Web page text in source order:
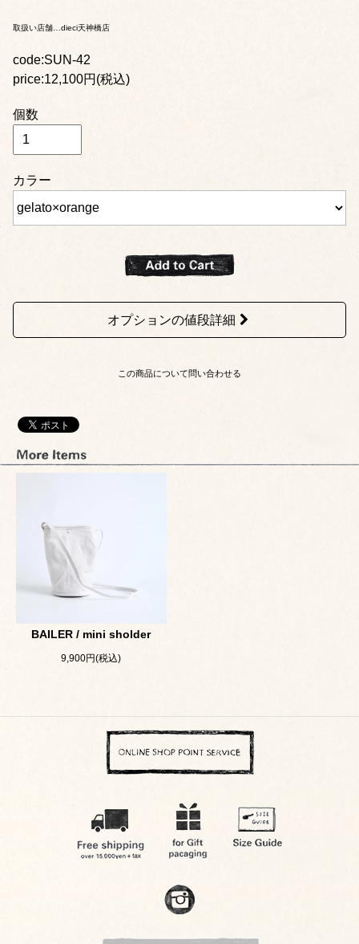
取扱い店舗…dieci天神橋店
code:SUN-42
price:12,100円(税込)
個数
カラー
オプションの値段詳細
この商品について問い合わせる
BAILER / mini sholder
9,900円(税込)